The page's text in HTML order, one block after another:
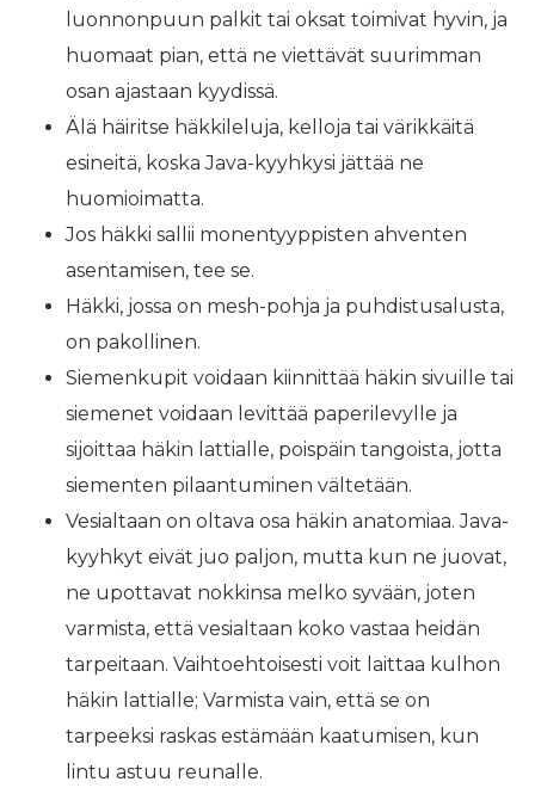
luonnonpuun palkit tai oksat toimivat hyvin, ja
huomaat pian, että ne viettävät suurimman
osan ajastaan ​​kyydissä.
Älä häiritse häkkileluja, kelloja tai värikkäitä
esineitä, koska Java-kyyhkysi jättää ne
huomioimatta.
Jos häkki sallii monentyyppisten ahventen
asentamisen, tee se.
Häkki, jossa on mesh-pohja ja puhdistusalusta,
on pakollinen.
Siemenkupit voidaan kiinnittää häkin sivuille tai
siemenet voidaan levittää paperilevylle ja
sijoittaa häkin lattialle, poispäin tangoista, jotta
siementen pilaantuminen vältetään.
Vesialtaan on oltava osa häkin anatomiaa. Java-
kyyhkyt eivät juo paljon, mutta kun ne juovat,
ne upottavat nokkinsa melko syvään, joten
varmista, että vesialtaan koko vastaa heidän
tarpeitaan. Vaihtoehtoisesti voit laittaa kulhon
häkin lattialle; Varmista vain, että se on
tarpeeksi raskas estämään kaatumisen, kun
lintu astuu reunalle.